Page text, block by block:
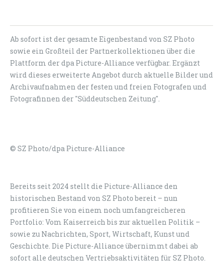
Ab sofort ist der gesamte Eigenbestand von SZ Photo
sowie ein Großteil der Partnerkollektionen über die
Plattform der dpa Picture-Alliance verfügbar. Ergänzt
wird dieses erweiterte Angebot durch aktuelle Bilder und
Archivaufnahmen der festen und freien Fotografen und
Fotografinnen der "Süddeutschen Zeitung".
© SZ Photo/dpa Picture-Alliance
Bereits seit 2024 stellt die Picture-Alliance den
historischen Bestand von SZ Photo bereit – nun
profitieren Sie von einem noch umfangreicheren
Portfolio: Vom Kaiserreich bis zur aktuellen Politik –
sowie zu Nachrichten, Sport, Wirtschaft, Kunst und
Geschichte. Die Picture-Alliance übernimmt dabei ab
sofort alle deutschen Vertriebsaktivitäten für SZ Photo.